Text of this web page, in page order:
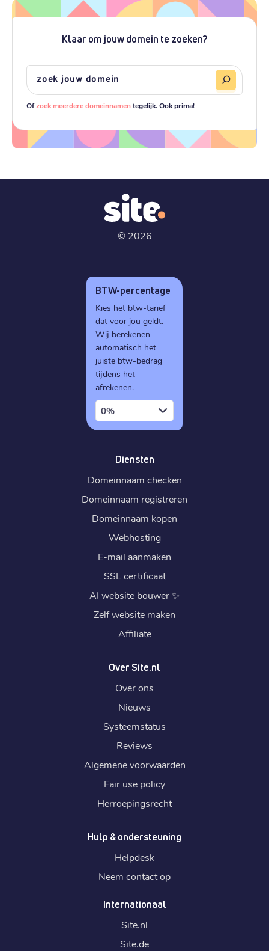
Klaar om jouw domein te zoeken?
Ofzoek meerdere domeinnamentegelijk. Ook prima!
© 2026
BTW-percentage
Kies het btw-tarief
dat voor jou geldt.
Wij berekenen
automatisch het
juiste btw-bedrag
tijdens het
afrekenen.
0%
Diensten
Domeinnaam checken
Domeinnaam registreren
Domeinnaam kopen
Webhosting
E-mail aanmaken
SSL certificaat
AI website bouwer✨
Zelf website maken
Affiliate
Over Site.nl
Over ons
Nieuws
Systeemstatus
Reviews
Algemene voorwaarden
Fair use policy
Herroepingsrecht
Hulp & ondersteuning
Helpdesk
Neem contact op
Internationaal
Site.nl
Site.de